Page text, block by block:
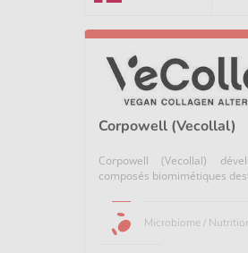
Corpowell (Vecollal)
Corpowell (Vecollal)
composés biomimétiques
Microbiome /